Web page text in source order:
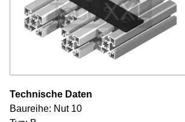
Technische Daten
Baureihe: Nut 10